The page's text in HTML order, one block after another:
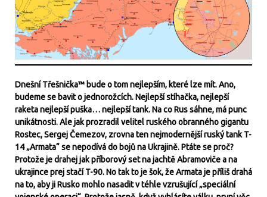
Dnešní Třešnička™ bude o tom nejlepším, které lze mít. Ano,
budeme se bavit o jednorožcích. Nejlepší stíhačka, nejlepší
raketa nejlepší puška… nejlepší tank. Na co Rus sáhne, má punc
unikátnosti. Ale jak prozradil velitel ruského obranného gigantu
Rostec, Sergej Čemezov, zrovna ten nejmodernější ruský tank T-
14 „Armata“ se nepodívá do bojů na Ukrajině. Ptáte se proč?
Protože je drahej jak příborový set na jachtě Abramoviče a na
ukrajince prej stačí T-90. No tak to je šok, že Armata je příliš drahá
na to, aby ji Rusko mohlo nasadit v téhle vzrušující „speciální